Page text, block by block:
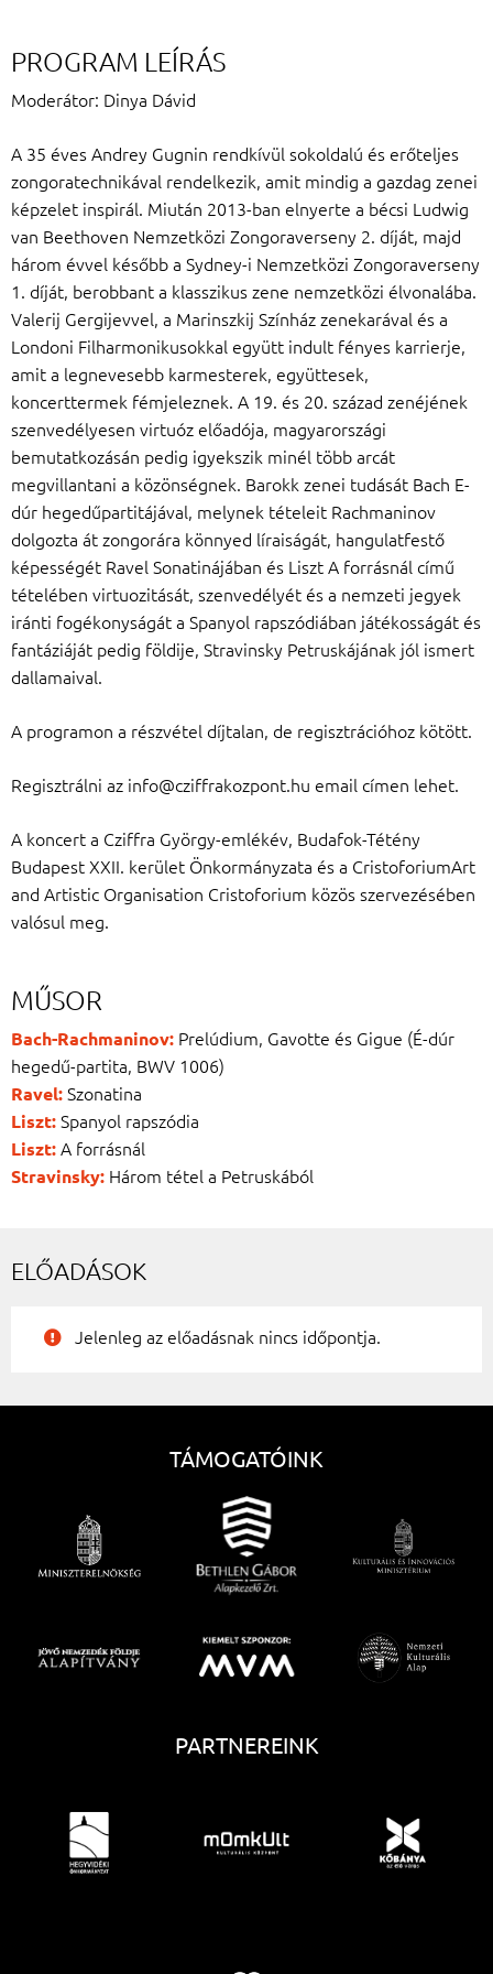
PROGRAM LEÍRÁS
Moderátor: Dinya Dávid
A 35 éves Andrey Gugnin rendkívül sokoldalú és erőteljes
zongoratechnikával rendelkezik, amit mindig a gazdag zenei
képzelet inspirál. Miután 2013-ban elnyerte a bécsi Ludwig
van Beethoven Nemzetközi Zongoraverseny 2. díját, majd
három évvel később a Sydney-i Nemzetközi Zongoraverseny
1. díját, berobbant a klasszikus zene nemzetközi élvonalába.
Valerij Gergijevvel, a Marinszkij Színház zenekarával és a
Londoni Filharmonikusokkal együtt indult fényes karrierje,
amit a legnevesebb karmesterek, együttesek,
koncerttermek fémjeleznek. A 19. és 20. század zenéjének
szenvedélyesen virtuóz előadója, magyarországi
bemutatkozásán pedig igyekszik minél több arcát
megvillantani a közönségnek. Barokk zenei tudását Bach E-
dúr hegedűpartitájával, melynek tételeit Rachmaninov
dolgozta át zongorára könnyed líraiságát, hangulatfestő
képességét Ravel Sonatinájában és Liszt A forrásnál című
tételében virtuozitását, szenvedélyét és a nemzeti jegyek
iránti fogékonyságát a Spanyol rapszódiában játékosságát és
fantáziáját pedig földije, Stravinsky Petruskájának jól ismert
dallamaival.
A programon a részvétel díjtalan, de regisztrációhoz kötött.
Regisztrálni az info@cziffrakozpont.hu email címen lehet.
A koncert a Cziffra György-emlékév, Budafok-Tétény
Budapest XXII. kerület Önkormányzata és a CristoforiumArt
and Artistic Organisation Cristoforium közös szervezésében
valósul meg.
MŰSOR
Bach-Rachmaninov: Prelúdium, Gavotte és Gigue (É-dúr
hegedű-partita, BWV 1006)
Ravel:Szonatina
Liszt:Spanyol rapszódia
Liszt:A forrásnál
Stravinsky: Három tétel a Petruskából
ELŐADÁSOK
Jelenleg az előadásnak nincs időpontja.
TÁMOGATÓINK
PARTNEREINK